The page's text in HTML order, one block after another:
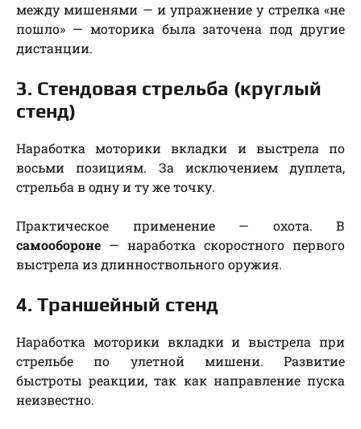
между мишенями — и упражнение у стрелка «не
пошло» — моторика была заточена под другие
дистанции.
3. Стендовая стрельба (круглый
стенд)
Наработка моторики вкладки и выстрела по
восьми позициям. За исключением дуплета,
стрельба в одну и ту же точку.
Практическое применение — охота. В
самообороне — наработка скоростного первого
выстрела из длинноствольного оружия.
4. Траншейный стенд
Наработка моторики вкладки и выстрела при
стрельбе по улетной мишени. Развитие
быстроты реакции, так как направление пуска
неизвестно.